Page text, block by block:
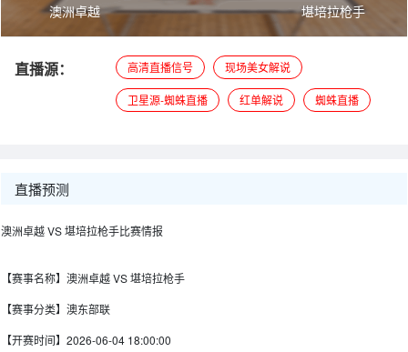
澳洲卓越 堪培拉枪手
直播源： 高清直播信号 现场美女解说
卫星源-蜘蛛直播 红单解说 蜘蛛直播
直播预测
澳洲卓越 VS 堪培拉枪手比赛情报
【赛事名称】 澳洲卓越 VS 堪培拉枪手
【赛事分类】 澳东部联
【开赛时间】 2026-06-04 18:00:00